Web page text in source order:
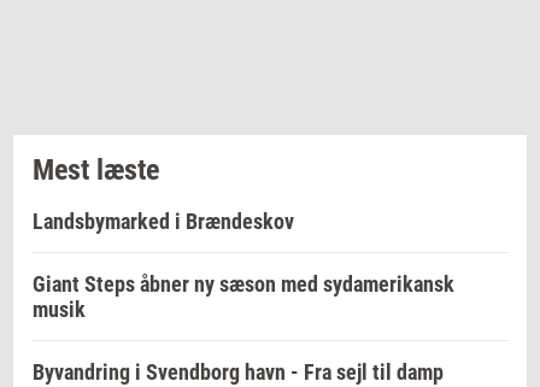
Mest læste
Landsbymarked i Brændeskov
Giant Steps åbner ny sæson med sydamerikansk
musik
Byvandring i Svendborg havn - Fra sejl til damp